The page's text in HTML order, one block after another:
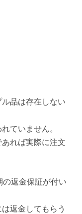
品は存在しない
ていません。
れば実際に注文
返金保証が付い
返金してもらう